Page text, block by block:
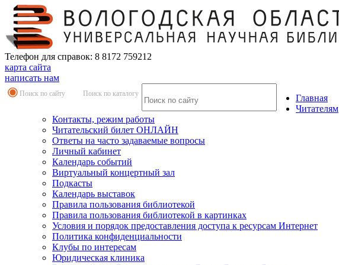
Телефон для справок: 8 8172 759212
карта сайта
написать нам
Поиск по сайту Поиск по каталогу
Главная
Читателям
Контакты, режим работы
Читательский билет ОНЛАЙН
Ответы на часто задаваемые вопросы
Личный кабинет
Календарь событий
Виртуальный концертный зал
Подкасты
Календарь выставок
Правила пользования библиотекой
Правила пользования библиотекой в картинках
Условия и порядок предоставления доступа к ресурсам Интернет
Политика конфиденциальности
Клубы по интересам
Юридическая клиника